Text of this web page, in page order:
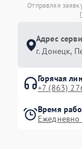
Отправляя
Адрес
г. Донецк,
Горячая
+7 (863)
Время